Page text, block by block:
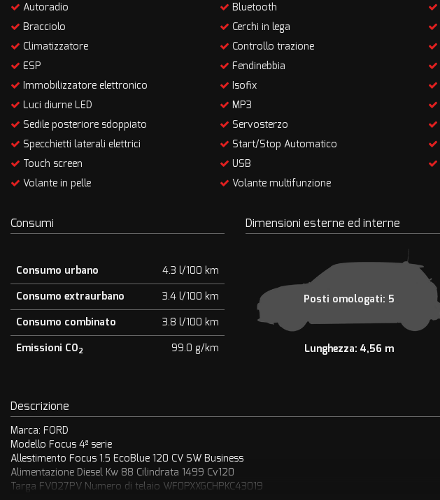
Autoradio
Bracciolo
Climatizzatore
ESP
Immobilizzatore elettronico
Luci diurne LED
Sedile posteriore sdoppiato
Specchietti laterali elettrici
Touch screen
Volante in pelle
Bluetooth
Cerchi in lega
Controllo trazione
Fendinebbia
Isofix
MP3
Servosterzo
Start/Stop Automatico
USB
Volante multifunzione
Consumi
Consumo urbano
4.3 l/100 km
Consumo extraurbano
3.4 l/100 km
Consumo combinato
3.8 l/100 km
Emissioni CO2 99.0 g/km
Dimensioni esterne ed interne
Posti omologati: 5
Lunghezza: 4,56 m
Descrizione
Marca: FORD
Modello Focus 4ª serie
Allestimento Focus 1.5 EcoBlue 120 CV SW Business
Alimentazione Diesel Kw 88 Cilindrata 1499 Cv120
Targa FV027PV Numero di telaio WF0PXXGCHPKC43019